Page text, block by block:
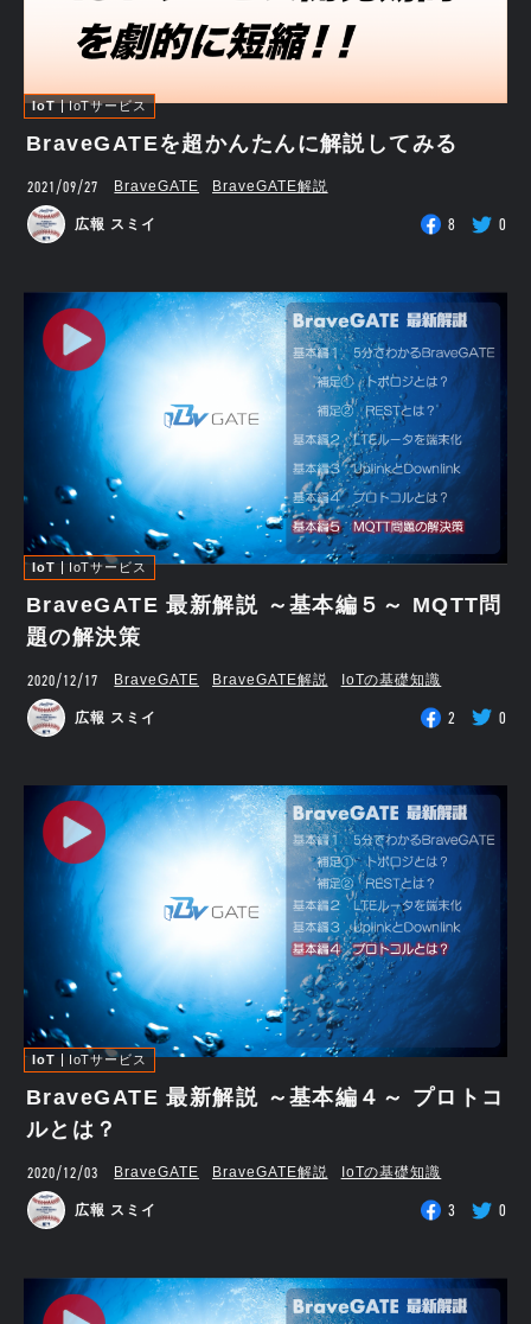
IoT IoTサービス
BraveGATEを超かんたんに解説してみる
2021/09/27 BraveGATE BraveGATE解説
広報 スミイ 8 0
IoT IoTサービス
BraveGATE 最新解説 ～基本編５～ MQTT問
題の解決策
2020/12/17 BraveGATE BraveGATE解説 IoTの基礎知識
広報 スミイ 2 0
IoT IoTサービス
BraveGATE 最新解説 ～基本編４～ プロトコ
ルとは？
2020/12/03 BraveGATE BraveGATE解説 IoTの基礎知識
広報 スミイ 3 0